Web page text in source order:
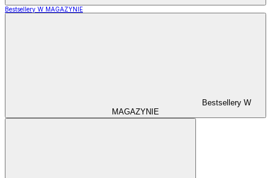
Bestsellery W MAGAZYNIE
Bestsellery W
MAGAZYNIE